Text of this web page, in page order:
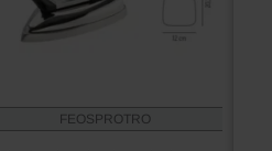
FEOSPROTRO